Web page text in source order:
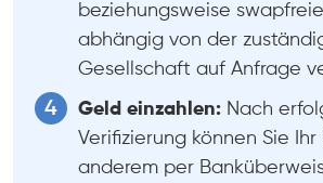
beziehungsweise
abhängig von der
Gesellschaft auf Anfrage
Geld einzahlen: Nach
Verifizierung können Sie
anderem per